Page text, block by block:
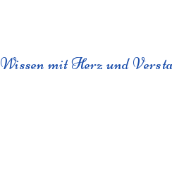
Wissen mit Herz und